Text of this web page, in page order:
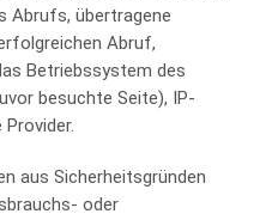
Abrufs, übertragene
Abruf,
Betriebssystem des
besuchte Seite), IP-
aus Sicherheitsgründen
oder